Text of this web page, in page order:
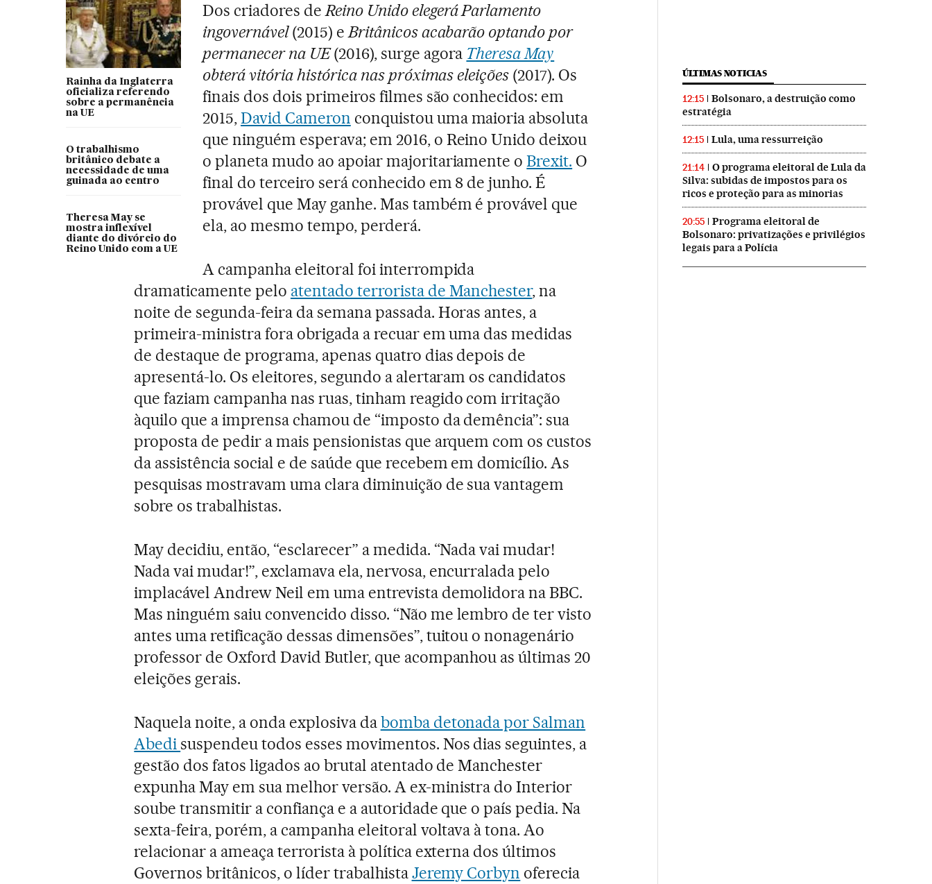
Rainha da Inglaterra
oficializa referendo
sobre a permanência
na UE
O trabalhismo
britânico debate a
necessidade de uma
guinada ao centro
Theresa May se
mostra inflexível
diante do divórcio do
Reino Unido com a UE
Dos criadores deReino Unido elegerá Parlamento
ingovernável(2015) eBritânicos acabarão optando por
permanecer na UE(2016), surge agora Theresa May
obterá vitória histórica nas próximas eleições (2017). Os
finais dos dois primeiros filmes são conhecidos: em
2015,David Cameron conquistou uma maioria absoluta
que ninguém esperava; em 2016, o Reino Unido deixou
o planeta mudo ao apoiar majoritariamente oBrexit. O
final do terceiro será conhecido em 8 de junho. É
provável que May ganhe. Mas também é provável que
ela, ao mesmo tempo, perderá.
A campanha eleitoral foi interrompida
dramaticamente pelo atentado terrorista de Manchester, na
noite de segunda-feira da semana passada. Horas antes, a
primeira-ministra fora obrigada a recuar em uma das medidas
de destaque de programa, apenas quatro dias depois de
apresentá-lo. Os eleitores, segundo a alertaram os candidatos
que faziam campanha nas ruas, tinham reagido com irritação
àquilo que a imprensa chamou de “imposto da demência”: sua
proposta de pedir a mais pensionistas que arquem com os custos
da assistência social e de saúde que recebem em domicílio. As
pesquisas mostravam uma clara diminuição de sua vantagem
sobre os trabalhistas.
May decidiu, então, “esclarecer” a medida. “Nada vai mudar!
Nada vai mudar!”, exclamava ela, nervosa, encurralada pelo
implacável Andrew Neil em uma entrevista demolidora na BBC.
Mas ninguém saiu convencido disso. “Não me lembro de ter visto
antes uma retificação dessas dimensões”, tuitou o nonagenário
professor de Oxford David Butler, que acompanhou as últimas 20
eleições gerais.
Naquela noite, a onda explosiva dabomba detonada por Salman
Abedi suspendeu todos esses movimentos. Nos dias seguintes, a
gestão dos fatos ligados ao brutal atentado de Manchester
expunha May em sua melhor versão. A ex-ministra do Interior
soube transmitir a confiança e a autoridade que o país pedia. Na
sexta-feira, porém, a campanha eleitoral voltava à tona. Ao
relacionar a ameaça terrorista à política externa dos últimos
Governos britânicos, o líder trabalhistaJeremy Corbyn oferecia
ÚLTIMAS NOTICIAS
12:15
Bolsonaro, a destruição como
estratégia
12:15 Lula, uma ressurreição
21:14
O programa eleitoral de Lula da
Silva: subidas de impostos para os
ricos e proteção para as minorias
20:55
Programa eleitoral de
Bolsonaro: privatizações e privilégios
legais para a Polícia